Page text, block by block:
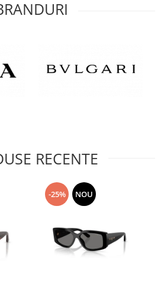
RECENTE
-25% NOU